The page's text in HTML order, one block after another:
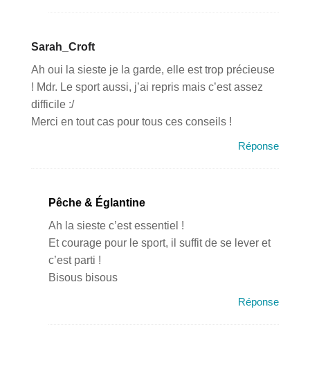
Sarah_Croft
Ah oui la sieste je la garde, elle est trop précieuse
! Mdr. Le sport aussi, j’ai repris mais c’est assez
difficile :/
Merci en tout cas pour tous ces conseils !
Réponse
Pêche & Églantine
Ah la sieste c’est essentiel !
Et courage pour le sport, il suffit de se lever et
c’est parti !
Bisous bisous
Réponse